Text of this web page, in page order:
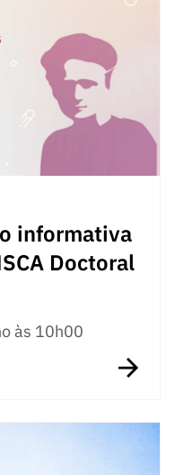
informativa
Doctoral
às 10h00